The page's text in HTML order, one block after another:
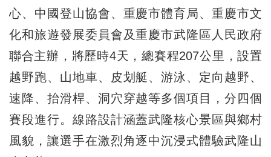
心、中國登山協會、重慶市體育局、重慶市文
化和旅遊發展委員會及重慶市武隆區人民政府
聯合主辦，將歷時4天，總賽程207公里，設置
越野跑、山地車、皮划艇、游泳、定向越野、
速降、抬滑桿、洞穴穿越等多個項目，分四個
賽段進行。線路設計涵蓋武隆核心景區與鄉村
風貌，讓選手在激烈角逐中沉浸式體驗武隆山